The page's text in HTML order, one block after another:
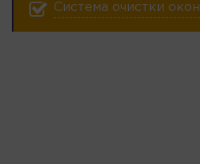
Система очистки окон